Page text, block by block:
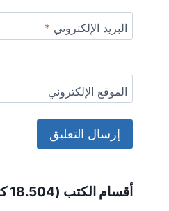
البريد الإلكتروني *
الموقع الإلكتروني
أقسام الكتب (18.504 كتاب)